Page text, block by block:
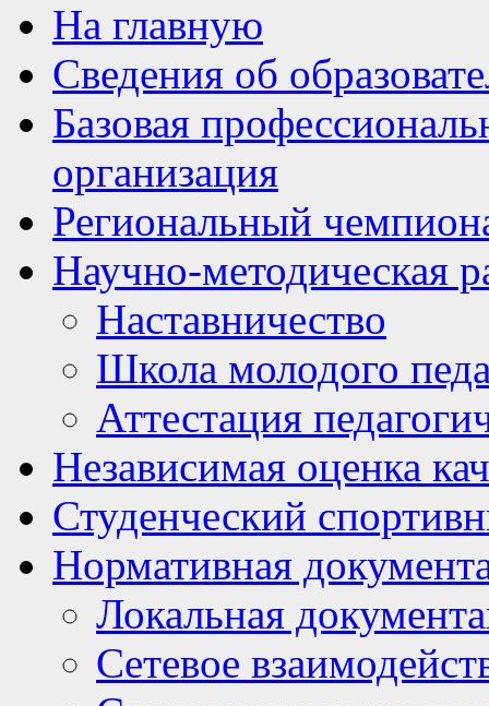
На главную
Сведения об
Базовая
организация
Региональный
Научно-методическая
Наставничество
Школа молодого
Аттестация
Независимая оценка
Студенческий
Нормативная
Локальная
Сетевое